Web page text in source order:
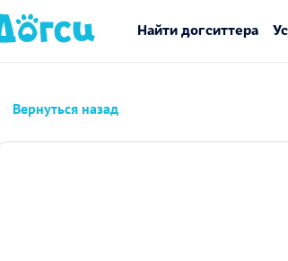
Найти догситтера
Вернуться назад